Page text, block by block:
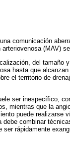
comunicación
(MAV)
del
hasta que
el territorio de
ser inespecífico,
mientras que la
puede realizarse
combinar
ser rápidamente